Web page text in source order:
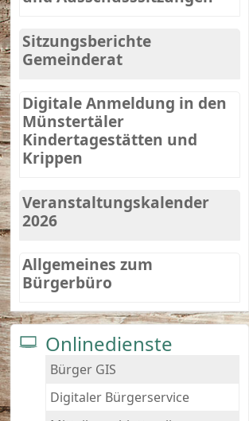
Sitzungsberichte
Gemeinderat
Digitale Anmeldung in den
Münstertäler
Kindertagestätten und
Krippen
Veranstaltungskalender
2026
Allgemeines zum
Bürgerbüro
Onlinedienste
Bürger GIS
Digitaler Bürgerservice